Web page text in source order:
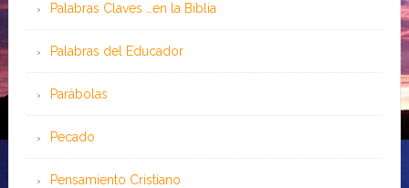
Palabras Claves …en la Biblia
Palabras del Educador
Parábolas
Pecado
Pensamiento Cristiano